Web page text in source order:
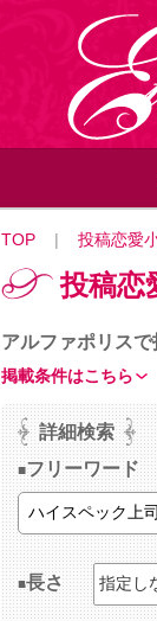
TOP | 投稿恋愛
投稿恋
アルファポリス
掲載条件はこちら
詳細検索
フリーワード
長さ